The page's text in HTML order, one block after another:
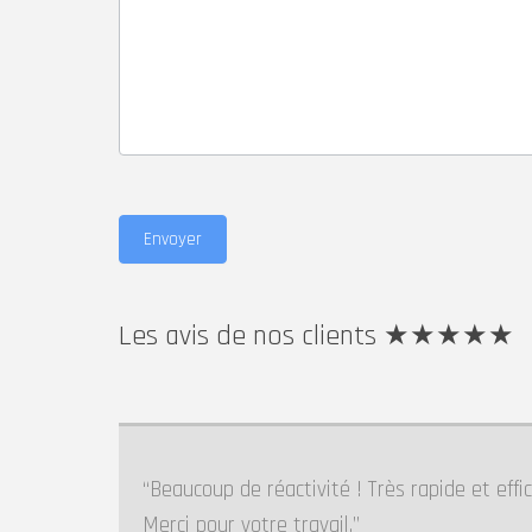
Les avis de nos clients ★★★★★
Beaucoup de réactivité ! Très rapide et
Merci pour votre travail.